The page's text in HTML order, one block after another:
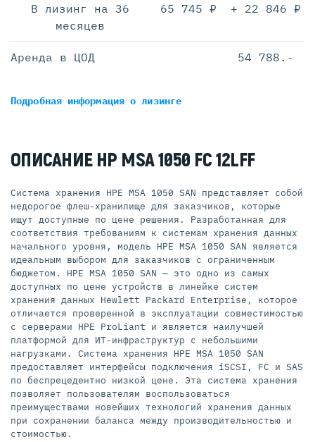
В лизинг на 36
месяцев
65 745 ₽ + 22 846 ₽
Аренда в ЦОД 54 788.-
Подробная информацияо лизинге
ОПИСАНИЕ HP MSA 1050 FC 12LFF
Система хранения HPE MSA 1050 SAN представляет собой
недорогое флеш-хранилище для заказчиков, которые
ищут доступные по цене решения. Разработанная для
соответствия требованиям к системам хранения данных
начального уровня, модель HPE MSA 1050 SAN является
идеальным выбором для заказчиков с ограниченным
бюджетом. HPE MSA 1050 SAN — это одно из самых
доступных по цене устройств в линейке систем
хранения данных Hewlett Packard Enterprise, которое
отличается проверенной в эксплуатации совместимостью
с серверами HPE ProLiant и является наилучшей
платформой для ИТ-инфраструктур с небольшими
нагрузками. Система хранения HPE MSA 1050 SAN
предоставляет интерфейсы подключения iSCSI, FC и SAS
по беспрецедентно низкой цене. Эта система хранения
позволяет пользователям воспользоваться
преимуществами новейших технологий хранения данных
при сохранении баланса между производительностью и
стоимостью.